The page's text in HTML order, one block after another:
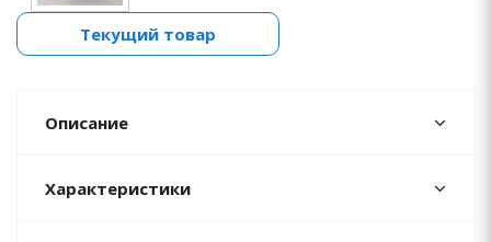
Текущий товар
Описание
Характеристики